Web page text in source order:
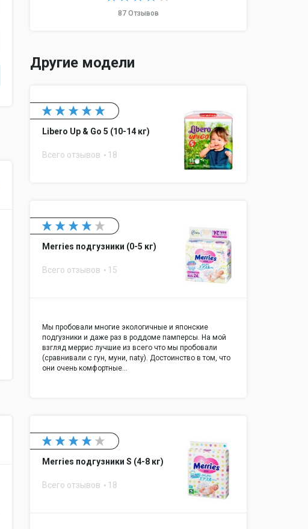
87 Отзывов
Другие модели
Libero Up & Go 5 (10-14 кг)
Всего отзывов 18
Merries подгузники (0-5 кг)
Всего отзывов 15
Мы пробовали многие экологичные и японские
подгузники и даже раз в роддоме памперсы. На мой
взгляд меррис лучшие из всего что мы пробовали
(сравнивали с гун, муни, naty). Достоинство в том, что
они очень комфортные…
Merries подгузники S (4-8 кг)
Всего отзывов 18